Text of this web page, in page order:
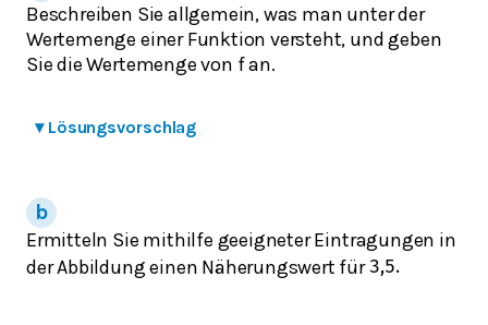
Beschreiben Sie allgemein, was man unter der
Wertemenge einer Funktion versteht, und geben
Sie die Wertemenge von f an.
▾ Lösungsvorschlag
Ermitteln Sie mithilfe geeigneter Eintragungen in
der Abbildung einen Näherungswert für3,5.